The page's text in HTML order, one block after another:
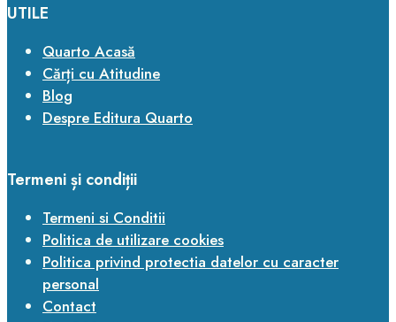
UTILE
Quarto Acasă
Cărți cu Atitudine
Blog
Despre Editura Quarto
Termeni și condiții
Termeni si Conditii
Politica de utilizare cookies
Politica privind protectia datelor cu caracter
personal
Contact